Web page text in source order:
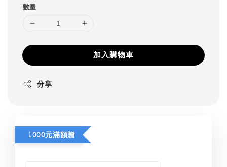
數量
加入購物車
分享
1000元滿額贈